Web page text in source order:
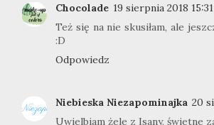
Chocolade 19 sierpnia 2018 15:31
Też się na nie skusiłam, ale
:D
Odpowiedz
Niebieska Niezapominajka 20
Uwielbiam żele z Isany, świetne